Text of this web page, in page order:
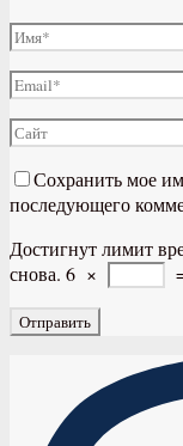
Сохранить мое
последующего
Достигнут лимит
снова. 6 ×